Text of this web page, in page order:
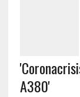
A380'